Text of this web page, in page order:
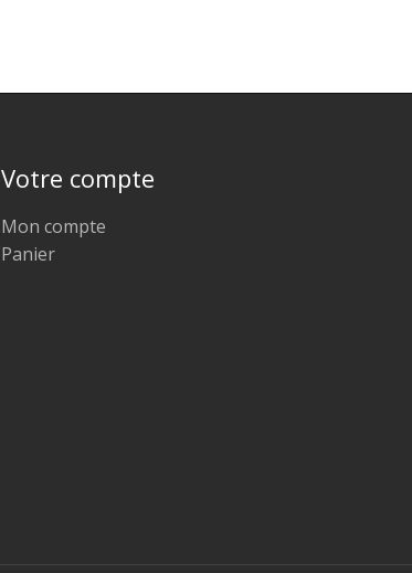
Votre compte
Mon compte
Panier